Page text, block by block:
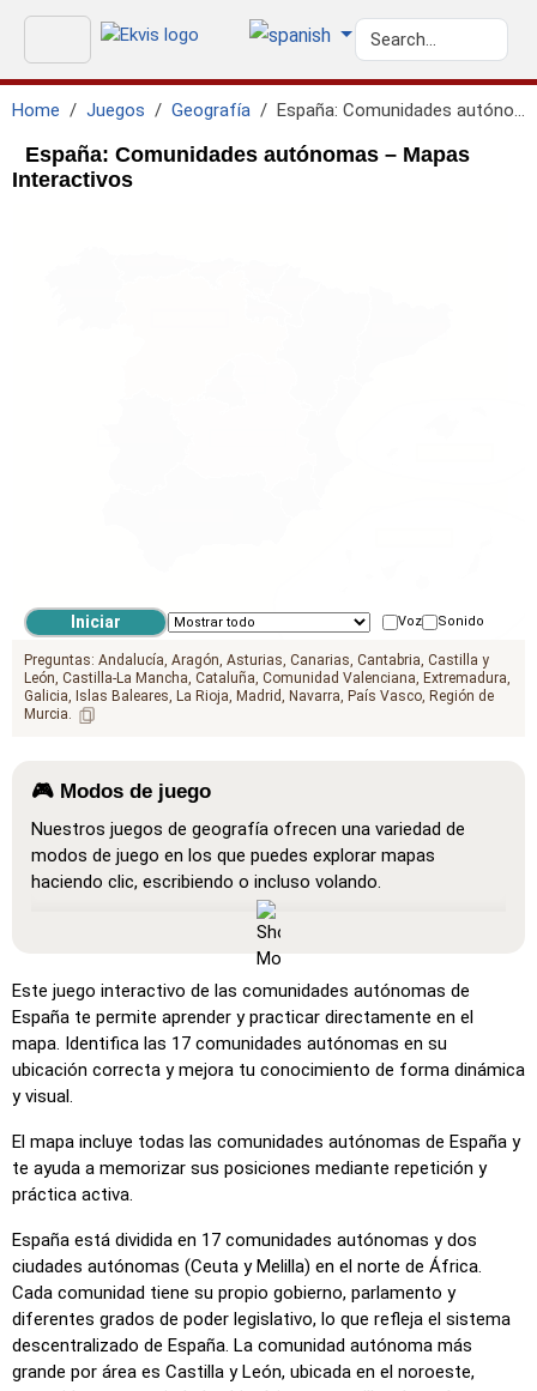
Home Juegos Geografía España: Comunidades autónomas
España: Comunidades autónomas – Mapas
Interactivos
Voz Sonido
Preguntas: Andalucía Aragón Asturias Canarias Cantabria Castilla y
León Castilla-La Mancha Cataluña Comunidad Valenciana Extremadura
Galicia Islas Baleares La Rioja Madrid Navarra País Vasco Región de
Murcia
🎮 Modos de juego
Nuestros juegos de geografía ofrecen una variedad de
modos de juego en los que puedes explorar mapas
haciendo clic, escribiendo o incluso volando.
: Un modo de aprendizaje donde todas las
ubicaciones son visibles en el mapa, lo que facilita el
Haz clic en… (muy fácil): Funciona como 'Haz clic en…',
pero al pasar el cursor sobre una ubicación, se muestra su
nombre.
Haz clic en… (fácil)
selección.
Haz clic en…
Haz clic en… (difícil): Como 'Haz clic en…', pero las
ubicaciones vuelven a su color original después de ser
seleccionadas.
Haz clic en… (sin fronteras): Como 'Haz clic en…', pero
sin bordes visibles, lo que lo hace más desafiante.
Este juego interactivo de las comunidades autónomas de
España te permite aprender y practicar directamente en el
mapa. Identifica las 17 comunidades autónomas en su
ubicación correcta y mejora tu conocimiento de forma dinámica
y visual.
El mapa incluye todas las comunidades autónomas de España y
te ayuda a memorizar sus posiciones mediante repetición y
práctica activa.
España está dividida en 17 comunidades autónomas y dos
ciudades autónomas (Ceuta y Melilla) en el norte de África.
Cada comunidad tiene su propio gobierno, parlamento y
diferentes grados de poder legislativo, lo que refleja el sistema
descentralizado de España. La comunidad autónoma más
grande por área es Castilla y León, ubicada en el noroeste,